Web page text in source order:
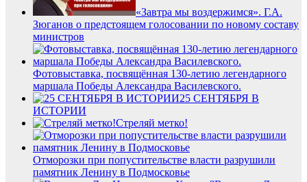
«Завтра мы воздержимся». Г.А.
Зюганов о предстоящем голосовании по новому составу
министров
Фотовыставка, посвящённая 130‑летию легендарного
маршала Победы Александра Василевского.
25 СЕНТЯБРЯ В
ИСТОРИИ
Стреляй метко!
Отморозки при попустительстве власти разрушили
памятник Ленину в Подмосковье